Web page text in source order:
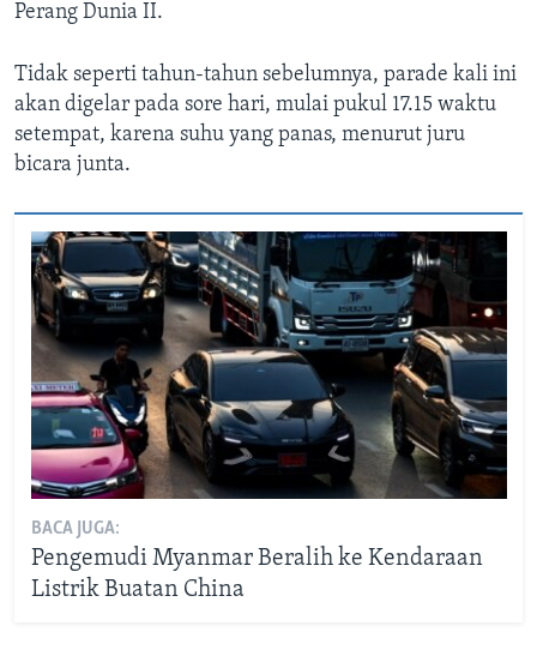
Perang Dunia II.
Tidak seperti tahun-tahun sebelumnya, parade kali ini
akan digelar pada sore hari, mulai pukul 17.15 waktu
setempat, karena suhu yang panas, menurut juru
bicara junta.
BACA JUGA:
Pengemudi Myanmar Beralih ke Kendaraan
Listrik Buatan China